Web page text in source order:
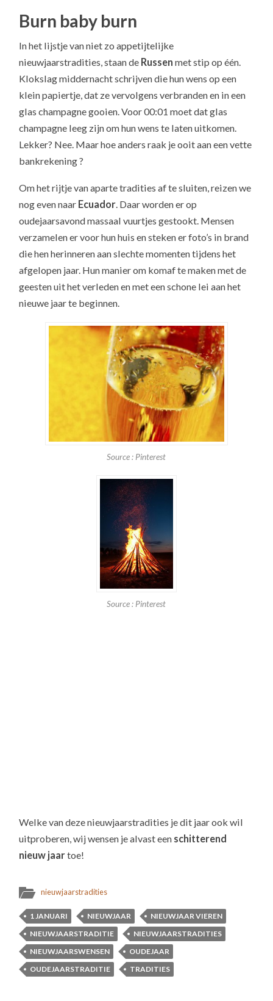
Burn baby burn
In het lijstje van niet zo appetijtelijke
nieuwjaarstradities, staan de Russen met stip op één.
Klokslag middernacht schrijven die hun wens op een
klein papiertje, dat ze vervolgens verbranden en in een
glas champagne gooien. Voor 00:01 moet dat glas
champagne leeg zijn om hun wens te laten uitkomen.
Lekker? Nee. Maar hoe anders raak je ooit aan een vette
bankrekening ?
Om het rijtje van aparte tradities af te sluiten, reizen we
nog even naar Ecuador. Daar worden er op
oudejaarsavond massaal vuurtjes gestookt. Mensen
verzamelen er voor hun huis en steken er foto’s in brand
die hen herinneren aan slechte momenten tijdens het
afgelopen jaar. Hun manier om komaf te maken met de
geesten uit het verleden en met een schone lei aan het
nieuwe jaar te beginnen.
Source : Pinterest
Source : Pinterest
Welke van deze nieuwjaarstradities je dit jaar ook wil
uitproberen, wij wensen je alvast een schitterend
nieuw jaartoe!
nieuwjaarstradities
1 JANUARI NIEUWJAAR
NIEUWJAAR VIEREN
NIEUWJAARSTRADITIE
NIEUWJAARSTRADITIES
NIEUWJAARSWENSEN
OUDEJAAR
OUDEJAARSTRADITIE
TRADITIES